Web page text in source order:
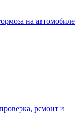
на автомобиле
ремонт и